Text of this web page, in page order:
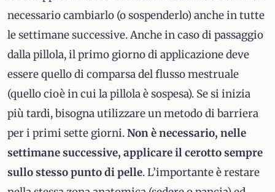
necessario cambiarlo (o sospenderlo) anche in tutte
le settimane successive. Anche in caso di passaggio
dalla pillola, il primo giorno di applicazione deve
essere quello di comparsa del flusso mestruale
(quello cioè in cui la pillola è sospesa). Se si inizia
più tardi, bisogna utilizzare un metodo di barriera
per i primi sette giorni.Non è necessario, nelle
settimane successive, applicare il cerotto sempre
sullo stesso punto di pelle. L’importante è restare